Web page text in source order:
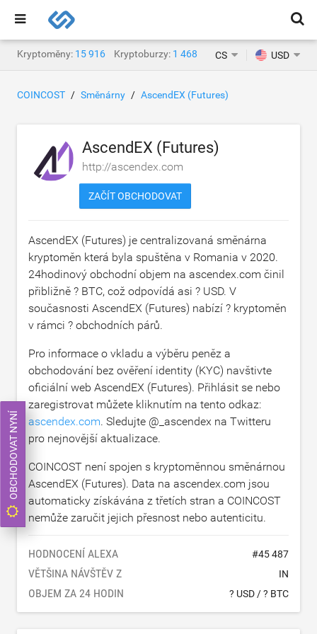
Kryptoměny: 15 916 Kryptoburzy: 1 468 CS USD
COINCOST Směnárny AscendEX (Futures)
AscendEX (Futures)
http://ascendex.com
ZAČÍT OBCHODOVAT
AscendEX (Futures) je centralizovaná směnárna
kryptoměn která byla spuštěna v Romania v 2020.
24hodinový obchodní objem na ascendex.com činil
přibližně ? BTC, což odpovídá asi ? USD. V
současnosti AscendEX (Futures) nabízí ? kryptoměn
v rámci ? obchodních párů.
Pro informace o vkladu a výběru peněz a
obchodování bez ověření identity (KYC) navštivte
oficiální web AscendEX (Futures). Přihlásit se nebo
zaregistrovat můžete kliknutím na tento odkaz:
ascendex.com. Sledujte @_ascendex na Twitteru
pro nejnovější aktualizace.
COINCOST není spojen s kryptoměnnou směnárnou
AscendEX (Futures). Data na ascendex.com jsou
automaticky získávána z třetích stran a COINCOST
nemůže zaručit jejich přesnost nebo autenticitu.
HODNOCENÍ ALEXA #45 487
VĚTŠINA NÁVŠTĚV Z IN
OBJEM ZA 24 HODIN ? USD /? BTC
OBCHODOVAT NYNÍ